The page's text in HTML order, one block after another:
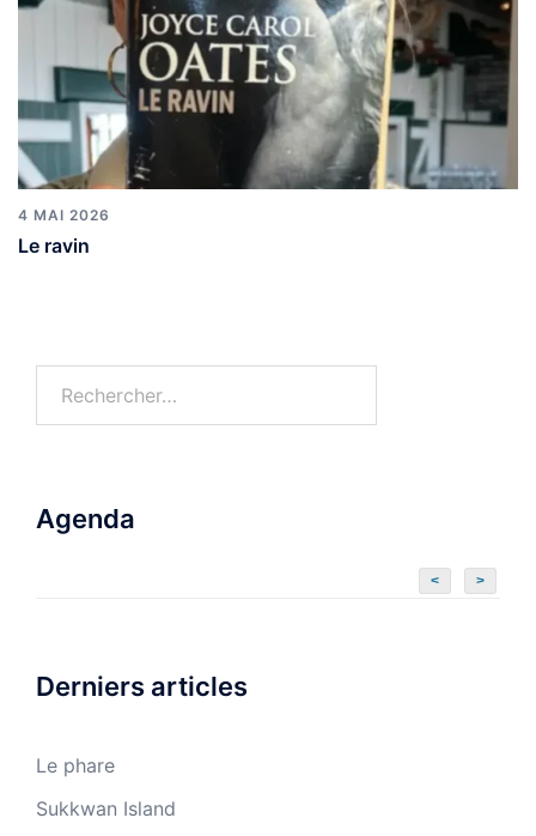
4 MAI 2026
Le ravin
Agenda
< >
Derniers articles
Le phare
Sukkwan Island